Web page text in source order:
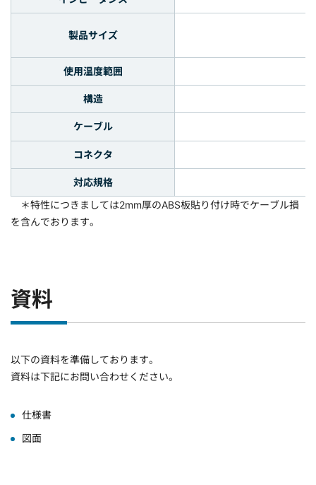
製品サイズ
使用温度範囲
構造
ケーブル
コネクタ
対応規格
＊特性につきましては2mm厚のABS板貼り付け時でケーブル損
を含んでおります。
資料
以下の資料を準備しております。
資料は下記にお問い合わせください。
仕様書
図面